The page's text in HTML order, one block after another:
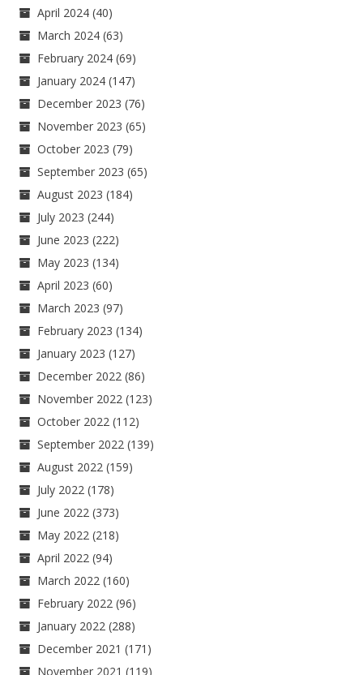
April 2024 (40)
March 2024 (63)
February 2024 (69)
January 2024 (147)
December 2023 (76)
November 2023 (65)
October 2023 (79)
September 2023 (65)
August 2023 (184)
July 2023 (244)
June 2023 (222)
May 2023 (134)
April 2023 (60)
March 2023 (97)
February 2023 (134)
January 2023 (127)
December 2022 (86)
November 2022 (123)
October 2022 (112)
September 2022 (139)
August 2022 (159)
July 2022 (178)
June 2022 (373)
May 2022 (218)
April 2022 (94)
March 2022 (160)
February 2022 (96)
January 2022 (288)
December 2021 (171)
November 2021 (119)